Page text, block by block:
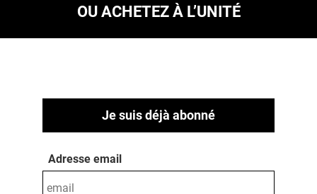
OU ACHETEZ À L’UNITÉ
Je suis déjà abonné
Adresse email